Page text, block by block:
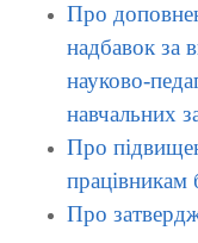
Про
надбавок за
науково-
навчальних
Про
працівникам
Про